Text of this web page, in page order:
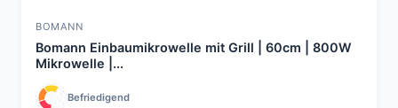
BOMANN
Bomann Einbaumikrowelle mit Grill | 60cm | 800W
Mikrowelle |...
Befriedigend